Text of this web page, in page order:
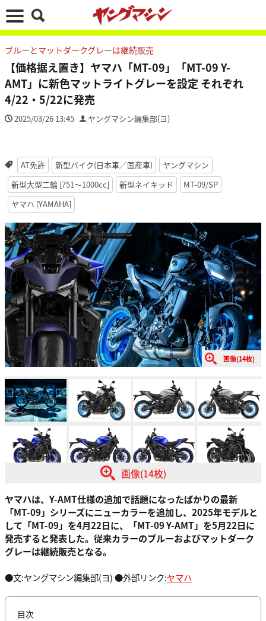
ブルーとマットダークグレーは継続販売
【価格据え置き】ヤマハ「MT-09」「MT-09 Y-
AMT」に新色マットライトグレーを設定 それぞれ
4/22・5/22に発売
2025/03/26 13:45 ヤングマシン編集部(ヨ)
AT免許 新型バイク(日本車／国産車)
ヤングマシン
新型大型二輪 [751〜1000cc]
新型ネイキッド
MT-09/SP
ヤマハ [YAMAHA]
画像(14枚)
画像(14枚)
ヤマハは、Y-AMT仕様の追加で話題になったばかりの最新
「MT-09」シリーズにニューカラーを追加し、2025年モデルと
して「MT-09」を4月22日に、「MT-09 Y-AMT」を5月22日に
発売すると発表した。従来カラーのブルーおよびマットダーク
グレーは継続販売となる。
●文:ヤングマシン編集部(ヨ) ●外部リンク:ヤマハ
目次